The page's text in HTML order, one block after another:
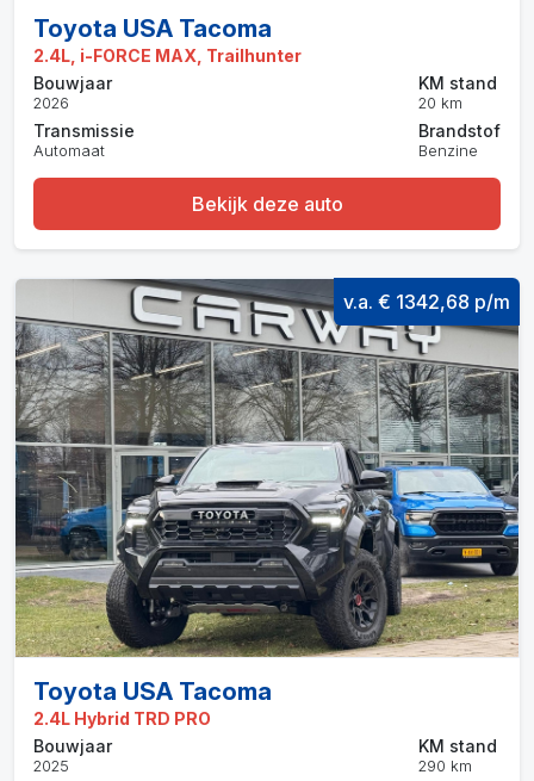
Toyota USA Tacoma
2.4L, i-FORCE MAX, Trailhunter
Bouwjaar
2026
Transmissie
Automaat
KM stand
20 km
Brandstof
Benzine
Bekijk deze auto
v.a. € 1342,68 p/m
Toyota USA Tacoma
2.4L Hybrid TRD PRO
Bouwjaar
2025
KM stand
290 km